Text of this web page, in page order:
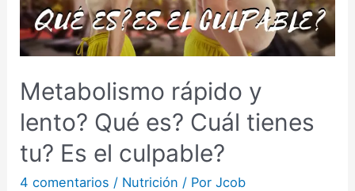
Metabolismo rápido y
lento? Qué es? Cuál tienes
tu? Es el culpable?
4 comentarios / Nutrición / PorJcob